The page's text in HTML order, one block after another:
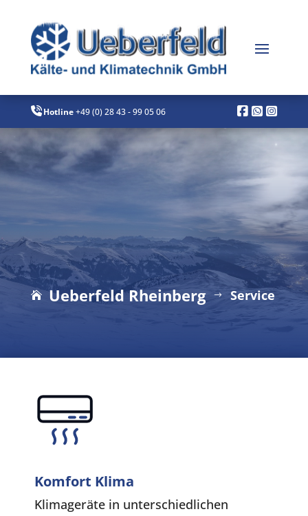
Hotline+49 (0) 28 43 - 99 05 06
Ueberfeld Rheinberg $ Service
Komfort Klima
Klimageräte in unterschiedlichen